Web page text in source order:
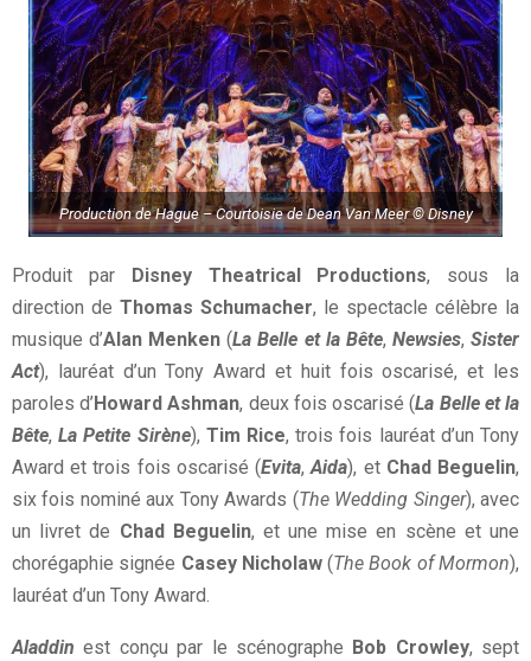
Production de Hague – Courtoisie de Dean Van Meer © Disney
Produit par Disney Theatrical Productions, sous la
direction de Thomas Schumacher, le spectacle célèbre la
musique d’Alan Menken (La Belle et la Bête, Newsies,Sister
Act), lauréat d’un Tony Award et huit fois oscarisé, et les
paroles d’Howard Ashman, deux fois oscarisé (La Belle et la
Bête,La Petite Sirène), Tim Rice, trois fois lauréat d’un Tony
Award et trois fois oscarisé (Evita,Aida), et Chad Beguelin,
six fois nominé aux Tony Awards (The Wedding Singer), avec
un livret de Chad Beguelin, et une mise en scène et une
chorégaphie signée Casey Nicholaw(The Book of Mormon),
lauréat d’un Tony Award.
Aladdin est conçu par le scénographe Bob Crowley, sept